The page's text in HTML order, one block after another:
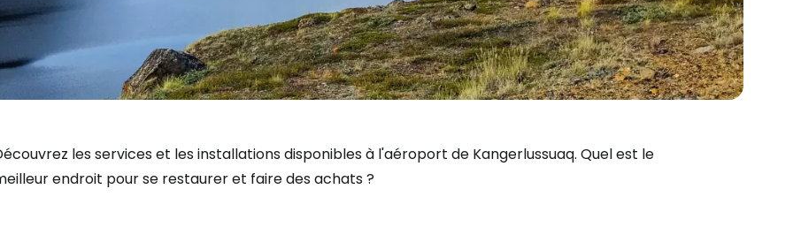
les services et les installations disponibles à l'aéroport de Kangerlussuaq. Quel est le
endroit pour se restaurer et faire des achats ?